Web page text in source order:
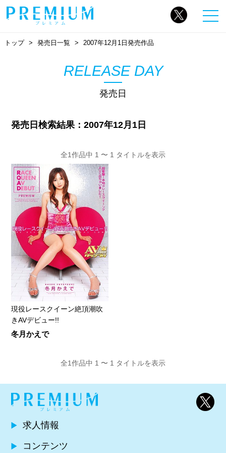
トップ 発売日一覧 2007年12月1日発売作品
RELEASE DAY
発売日
発売日検索結果：2007年12月1日
全1作品中 1 〜 1 タイトルを表示
現役レースクイーン絶頂潮吹
きAVデビュー!!
冬月かえで
全1作品中 1 〜 1 タイトルを表示
求人情報
コンテンツ